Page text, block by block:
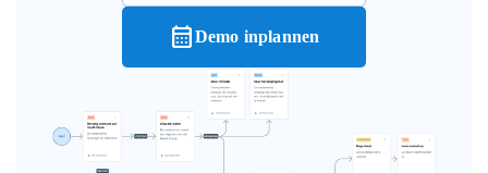
calendar_monthDemo inplannen